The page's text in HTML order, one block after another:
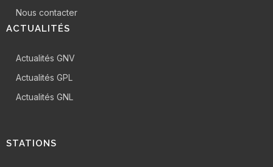
Nous contacter
ACTUALITÉS
Actualités GNV
Actualités GPL
Actualités GNL
STATIONS